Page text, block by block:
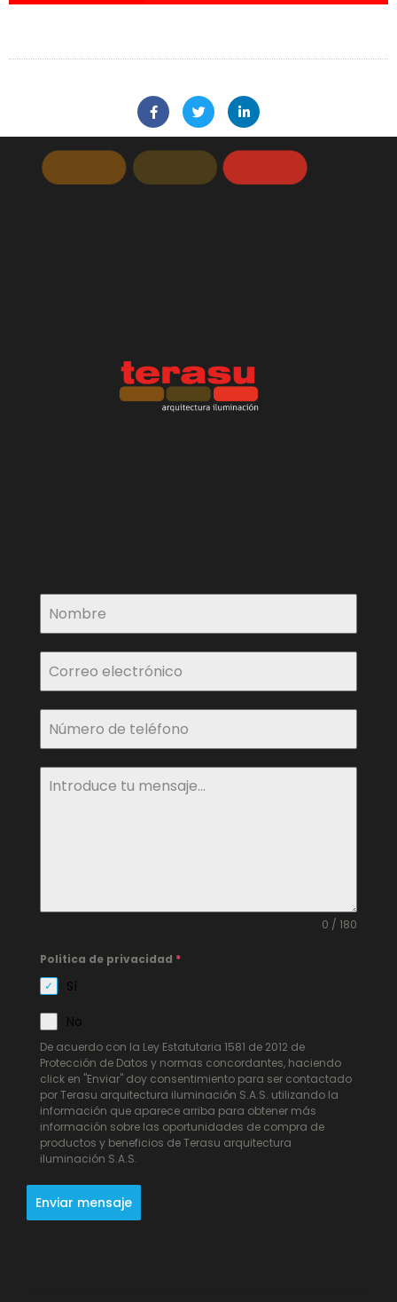
0 / 180
Politica de privacidad *
Sí
No
De acuerdo con la Ley Estatutaria 1581 de 2012 de
Protección de Datos y normas concordantes, haciendo
click en "Enviar" doy consentimiento para ser contactado
por Terasu arquitectura iluminación S.A.S. utilizando la
información que aparece arriba para obtener más
información sobre las oportunidades de compra de
productos y beneficios de Terasu arquitectura
iluminación S.A.S.
Enviar mensaje